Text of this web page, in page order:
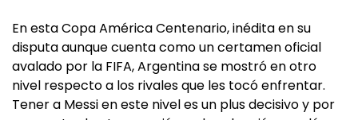
En esta Copa América Centenario, inédita en su
disputa aunque cuenta como un certamen oficial
avalado por la FIFA, Argentina se mostró en otro
nivel respecto a los rivales que les tocó enfrentar.
Tener a Messi en este nivel es un plus decisivo y por